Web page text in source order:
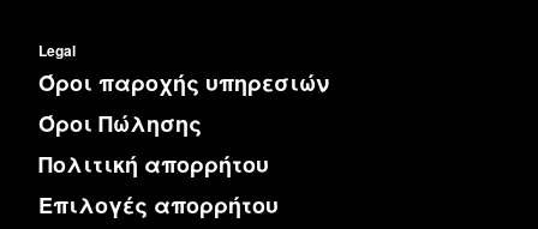
Legal
Όροι παροχής υπηρεσιών
Όροι Πώλησης
Πολιτική απορρήτου
Επιλογές απορρήτου